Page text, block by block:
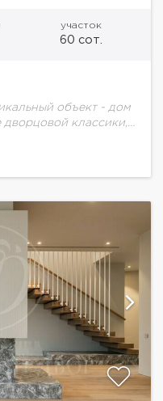
участок
60 сот.
объект - дом
дворцовой классики,